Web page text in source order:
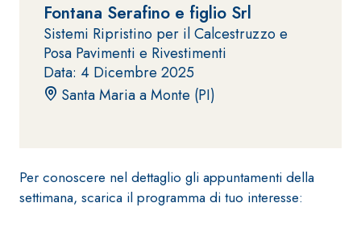
Fontana Serafino e figlio Srl
Sistemi Ripristino per il Calcestruzzo e
Posa Pavimenti e Rivestimenti
Data: 4 Dicembre 2025
Santa Maria a Monte (PI)
Per conoscere nel dettaglio gli appuntamenti della
settimana, scarica il programma di tuo interesse:
Sistema RIPRISTINO
GEOACTIVE R4 40
Malta rapida
contenente speciali
A 8.30
Lisciatura
autolivellante